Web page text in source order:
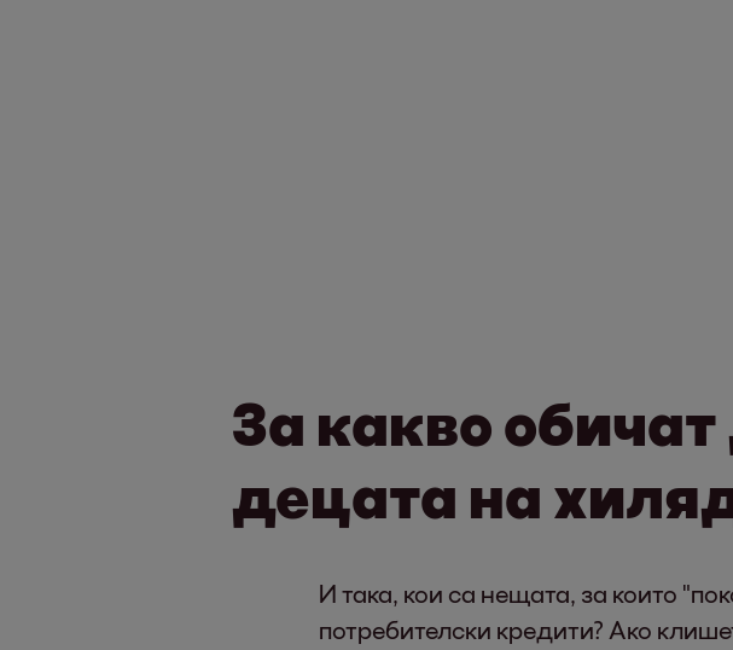
За какво
децата на
И така, кои са нещата, за които
потребителски кредити? Ако